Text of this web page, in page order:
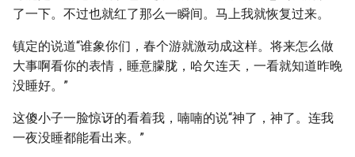
了一下。不过也就红了那么一瞬间。马上我就恢复过来。
镇定的说道“谁象你们，春个游就激动成这样。将来怎么做
大事啊看你的表情，睡意朦胧，哈欠连天，一看就知道昨晚
没睡好。”
这傻小子一脸惊讶的看着我，喃喃的说“神了，神了。连我
一夜没睡都能看出来。”